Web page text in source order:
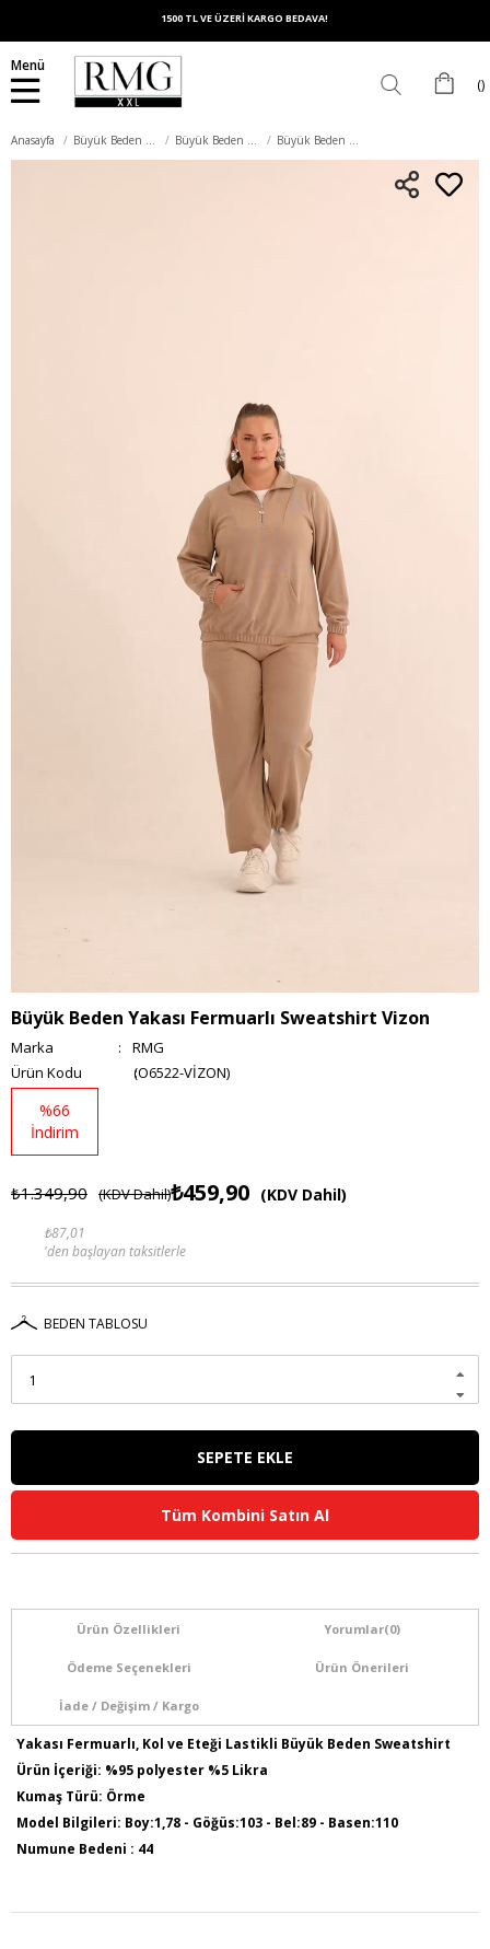
1500 TL VE ÜZERİ KARGO BEDAVA!
Menü
Anasayfa Büyük Beden Üst Giyim Büyük Beden Sweatshirt Büyük Beden Yakası Fermuarlı Sweatshirt Vizon
Büyük Beden Yakası Fermuarlı Sweatshirt Vizon
Marka :
RMG
(O6522-VİZON)
%66
İndirim
₺1.349,90 (KDV Dahil)₺459,90 (KDV Dahil)
₺87,01
'den başlayan taksitlerle
BEDEN TABLOSU
Tüm Kombini Satın Al
Ürün Özellikleri Yorumlar(0)
Ödeme Seçenekleri Ürün Önerileri
İade / Değişim / Kargo
Yakası Fermuarlı, Kol ve Eteği Lastikli Büyük Beden Sweatshirt
Ürün İçeriği: %95 polyester %5 Likra
Kumaş Türü: Örme
Model Bilgileri: Boy:1,78 - Göğüs:103 - Bel:89 - Basen:110
Numune Bedeni : 44